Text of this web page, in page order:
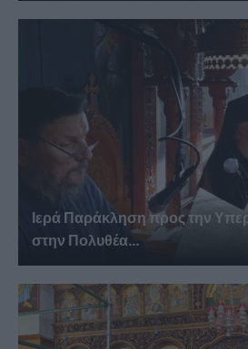
Ιερά Παράκληση προς την
στην Πολυθέα...